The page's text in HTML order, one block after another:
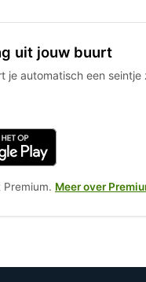
uit jouw buurt
je automatisch een seintje
Premium. Meer over